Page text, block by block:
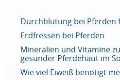
Durchblutung bei Pferden
Erdfressen bei Pferden
Mineralien und Vitamine
gesunder Pferdehaut im
Wie viel Eiweiß benötigt